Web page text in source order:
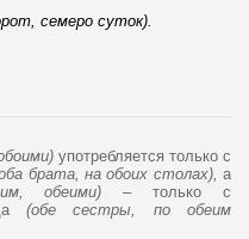
семеро суток).
употребляется только с
брата, на обоих столах), а
обеими) – только с
(обе сестры, по обеим